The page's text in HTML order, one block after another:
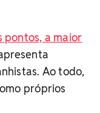
pontos, a maior
Ao todo,
próprios